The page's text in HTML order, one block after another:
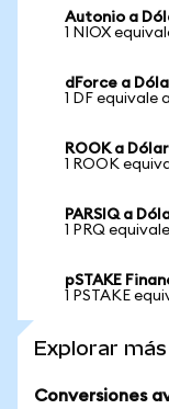
Autonio a
1 NIOX
dForce a
1 DF equivale
ROOK a
1 ROOK
PARSIQ a
1 PRQ
pSTAKE
1 PSTAKE
Explorar
Conversiones